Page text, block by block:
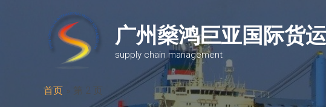
广州燊鸿巨亚国际货
supply chain management
首页 第 2 页